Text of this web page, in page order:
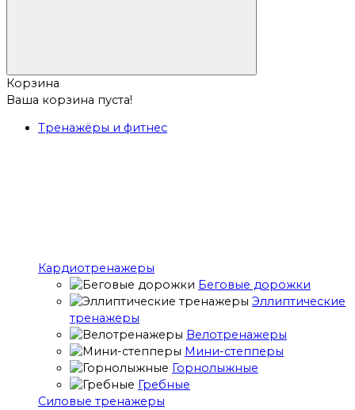
Корзина
Ваша корзина пуста!
Тренажёры и фитнес
Кардиотренажеры
Беговые дорожки
Эллиптические
тренажеры
Велотренажеры
Мини-степперы
Горнолыжные
Гребные
Cиловые тренажеры